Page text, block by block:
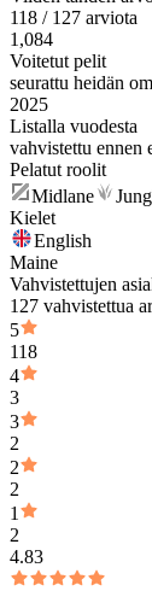
118 / 127 arviota
1,084
Voitetut pelit
seurattu heidän
2025
Listalla vuodesta
vahvistettu ennen
Pelatut roolit
Midlane
Kielet
English
Maine
Vahvistettujen
127 vahvistettua
5
118
4
3
3
2
2
2
1
2
4.83